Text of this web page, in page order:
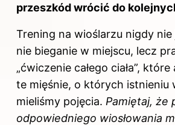
przeszkód wrócić do
Trening na wioślarzu nigdy nie
nie bieganie w miejscu, lecz
„ćwiczenie całego ciała”,
te mięśnie, o których istnieniu
mieliśmy pojęcia. Pamiętaj, że
odpowiedniego wiosłowania